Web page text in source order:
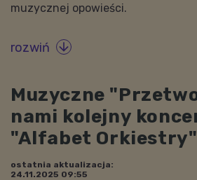
muzycznej opowieści.
rozwiń 
Muzyczne
nami kolejny
"Alfabet Orkiestry"
ostatnia aktualizacja:
24.11.2025 09:55